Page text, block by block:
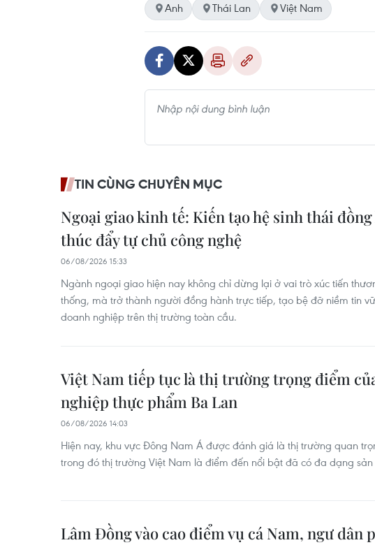
Anh
Thái Lan Việt Nam
TIN CÙNG CHUYÊN MỤC
Ngoại giao kinh tế: Kiến tạo hệ sinh thái đồng
thúc đẩy tự chủ công nghệ
06/08/2026 15:33
Ngành ngoại giao hiện nay không chỉ dừng lại ở vai trò xúc tiến
thống, mà trở thành người đồng hành trực tiếp, tạo bệ đỡ niềm tin
doanh nghiệp trên thị trường toàn cầu.
Việt Nam tiếp tục là thị trường trọng điểm
nghiệp thực phẩm Ba Lan
06/08/2026 14:03
Hiện nay, khu vực Đông Nam Á được đánh giá là thị trường quan
trong đó thị trường Việt Nam là điểm đến nổi bật đã có đa dạng
Lâm Đồng vào cao điểm vụ cá Nam, ngư dân